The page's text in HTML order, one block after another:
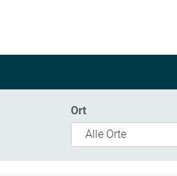
Ort
Alle Orte